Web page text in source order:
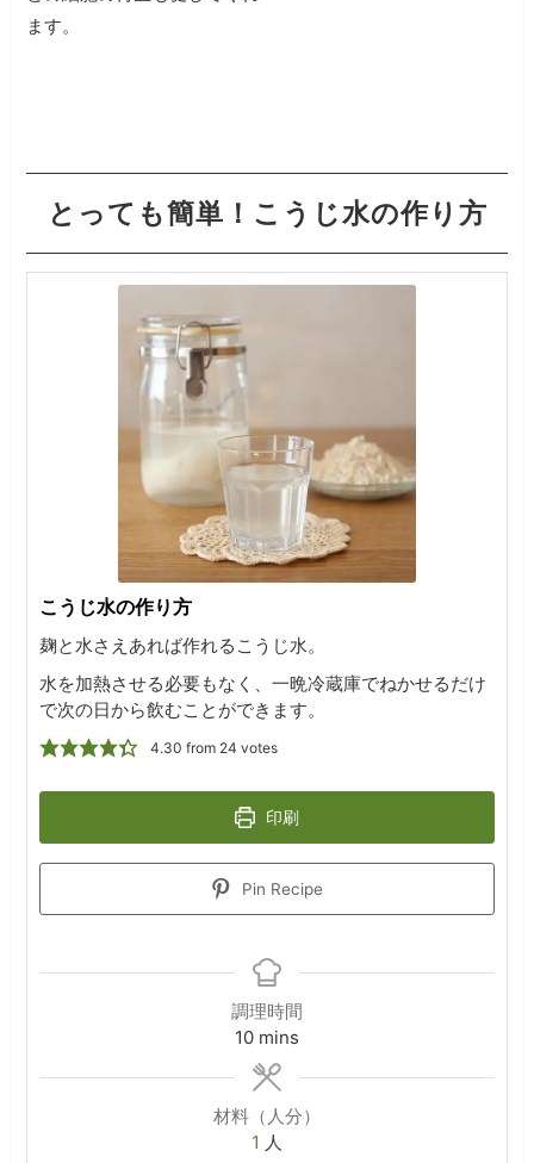
とっても簡単！こうじ水の作り方
こうじ水の作り方
麹と水さえあれば作れるこうじ水。
水を加熱させる必要もなく、一晩冷蔵庫でねかせるだけ
で次の日から飲むことができます。
4.30 from 24 votes
印刷
Pin Recipe
調理時間
10minutes
mins
材料（人分）
1 人